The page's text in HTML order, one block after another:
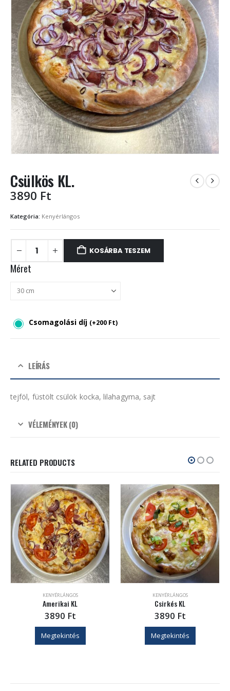
Csülkös KL.
3890 Ft
Kategória: Kenyérlángos
KOSÁRBA TESZEM
Méret
Csomagolási díj (+200 Ft)
LEÍRÁS
tejföl, füstölt csülök kocka, lilahagyma, sajt
VÉLEMÉNYEK (0)
RELATED PRODUCTS
KENYÉRLÁNGOS
Amerikai KL
3890 Ft
Megtekintés
KENYÉRLÁNGOS
Csirkés KL
3890 Ft
Megtekintés